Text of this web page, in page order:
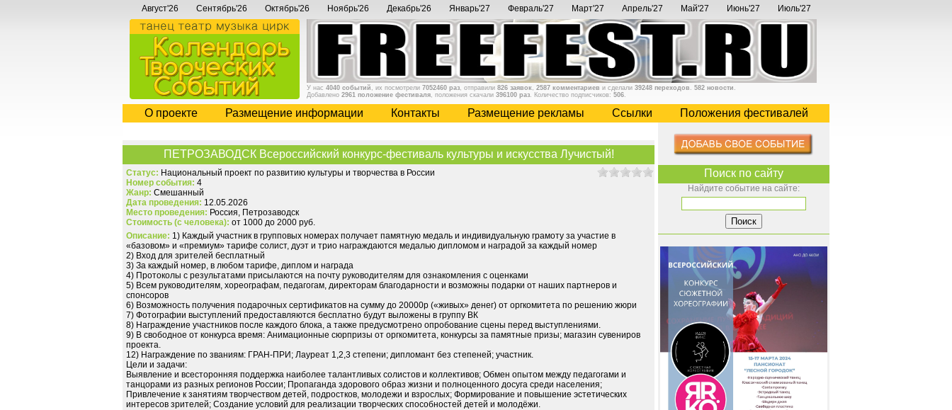
Август'26 Сентябрь'26 Октябрь'26 Ноябрь'26 Декабрь'26 Январь'27 Февраль'27 Март'27 Апрель'27 Май'27 Июнь'27 Июль'27
У нас 4040 событий , их посмотрели 7052460 раз, отправили 826 заявок, 2587 комментариев и сделали 39248 переходов . 582 новости .
Добавлено 2961 положение фестиваля, положения скачали 396100 раз. Количество подписчиков: 506.
О проекте Размещение информации Контакты Размещение рекламы Cсылки Положения фестивалей
ПЕТРОЗАВОДСК Всероссийский конкурс-фестиваль культуры и искусства Лучистый!
Статус: Национальный проект по развитию культуры и творчества в России
Номер события: 4
Жанр: Смешанный
Дата проведения: 12.05.2026
Место проведения: Россия, Петрозаводск
Стоимость (с человека): от 1000 до 2000 руб.
Описание: 1) Каждый участник в групповых номерах получает памятную медаль и индивидуальную грамоту за участие в
«базовом» и «премиум» тарифе солист, дуэт и трио награждаются медалью дипломом и наградой за каждый номер
2) Вход для зрителей бесплатный
3) За каждый номер, в любом тарифе, диплом и награда
4) Протоколы с результатами присылаются на почту руководителям для ознакомления с оценками
5) Всем руководителям, хореографам, педагогам, директорам благодарности и возможны подарки от наших партнеров и
спонсоров
6) Возможность получения подарочных сертификатов на сумму до 20000р («живых» денег) от оргкомитета по решению жюри
7) Фотографии выступлений предоставляются бесплатно будут выложены в группу ВК
8) Награждение участников после каждого блока, а также предусмотрено опробование сцены перед выступлениями.
9) В свободное от конкурса время: Анимационные сюрпризы от оргкомитета, конкурсы за памятные призы; магазин сувениров
проекта.
12) Награждение по званиям: ГРАН-ПРИ; Лауреат 1,2,3 степени; дипломант без степеней; участник.
Цели и задачи:
Выявление и всесторонняя поддержка наиболее талантливых солистов и коллективов; Обмен опытом между педагогами и
танцорами из разных регионов России; Пропаганда здорового образ жизни и полноценного досуга среди населения;
Привлечение к занятиям творчеством детей, подростков, молодежи и взрослых; Формирование и повышение эстетических
интересов зрителей; Создание условий для реализации творческих способностей детей и молодёжи.
Поиск по сайту
Найдите событие на сайте: